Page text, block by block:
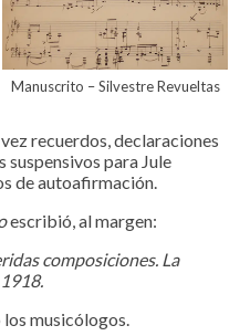
Manuscrito – Silvestre Revueltas
recuerdos, declaraciones
suspensivos para Jule
de autoafirmación.
escribió, al margen:
composiciones. La
musicólogos.